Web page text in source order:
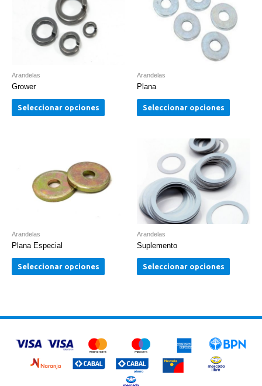
Arandelas
Grower
Seleccionar opciones
Arandelas
Plana
Seleccionar opciones
Arandelas
Plana Especial
Seleccionar opciones
Arandelas
Suplemento
Seleccionar opciones